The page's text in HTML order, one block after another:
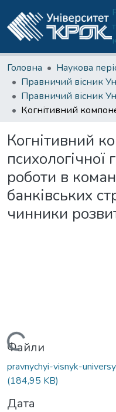
Головна
Когнітивний
психологічної
роботи в
банківських
чинники
Вантажиться...
Файли
pravnychyi-visnyk-
(184,95 KB)
Дата